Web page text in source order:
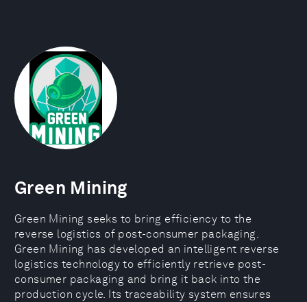
Green Mining
Green Mining seeks to bring efficiency to the
reverse logistics of post-consumer packaging.
Green Mining has developed an intelligent reverse
logistics technology to efficiently retrieve post-
consumer packaging and bring it back into the
production cycle. Its traceability system ensures